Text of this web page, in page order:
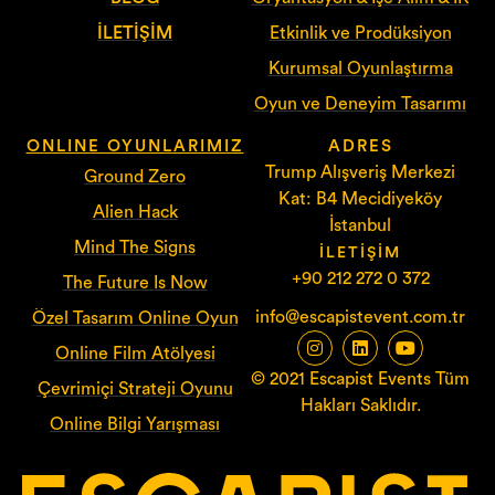
İLETIŞIM
Etkinlik ve Prodüksiyon
Kurumsal Oyunlaştırma
Oyun ve Deneyim Tasarımı
ONLINE OYUNLARIMIZ
Ground Zero
Alien Hack
Mind The Signs
The Future Is Now
Özel Tasarım Online Oyun
Online Film Atölyesi
Çevrimiçi Strateji Oyunu
Online Bilgi Yarışması
ADRES
Trump Alışveriş Merkezi
Kat: B4 Mecidiyeköy
İstanbul
İLETIŞIM
+90 212 272 0 372
info@escapistevent.com.tr
© 2021 Escapist Events Tüm
Hakları Saklıdır.